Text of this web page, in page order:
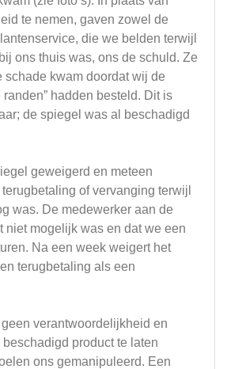
te nemen, gaven zowel de
die we belden terwijl
ons thuis was, ons de schuld. Ze
schade kwam doordat wij de
randen” hadden besteld. Dit is
de spiegel was al beschadigd
geweigerd en meteen
of vervanging terwijl
was. De medewerker aan de
niet mogelijk was en dat we een
Na een week weigert het
terugbetaling als een
verantwoordelijkheid en
product te laten
ons gemanipuleerd. Een